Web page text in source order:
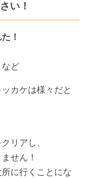
い！
！
など
カケは様々だと
リアし、
せん！
に行くことにな